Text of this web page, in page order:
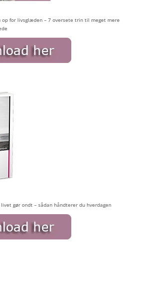
op for livsglæden – 7 oversete trin til meget mere
gør ondt – sådan håndterer du hverdagen